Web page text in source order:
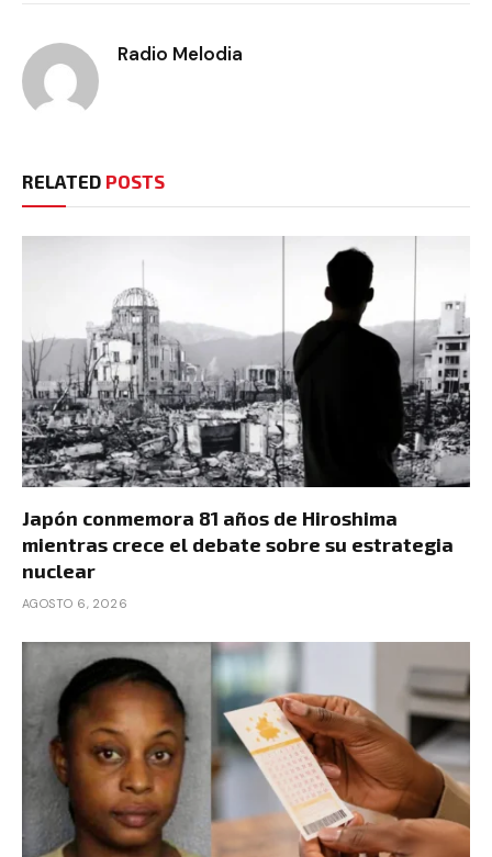
Radio Melodia
RELATED POSTS
Japón conmemora 81 años de Hiroshima
mientras crece el debate sobre su estrategia
nuclear
AGOSTO 6, 2026